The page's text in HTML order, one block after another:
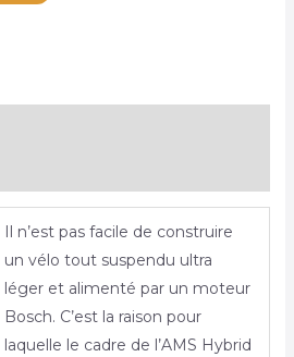
Il n’est pas facile de construire
un vélo tout suspendu ultra
léger et alimenté par un moteur
Bosch. C’est la raison pour
laquelle le cadre de l’AMS Hybrid